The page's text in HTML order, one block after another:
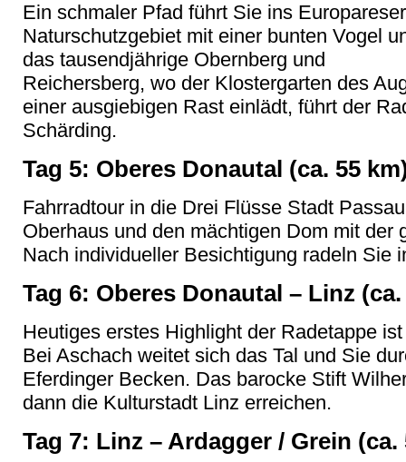
Ein schmaler Pfad führt Sie ins
Naturschutzgebiet mit einer bunten Vogel
das tausendjährige Obernberg und
Reichersberg, wo der Klostergarten des
einer ausgiebigen Rast einlädt, führt der
Schärding.
Tag 5: Oberes Donautal (ca. 55
Fahrradtour in die Drei Flüsse Stadt
Oberhaus und den mächtigen Dom mit der
Nach individueller Besichtigung radeln Sie
Tag 6: Oberes Donautal – Linz
Heutiges erstes Highlight der Radetappe
Bei Aschach weitet sich das Tal und Sie
Eferdinger Becken. Das barocke Stift
dann die Kulturstadt Linz erreichen.
Tag 7: Linz – Ardagger / Grein (ca.